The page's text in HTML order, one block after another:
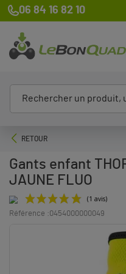
06 84 16 82 10
RETOUR
Gants enfant
JAUNE FLUO
(1 avis)
Référence :0454000000049